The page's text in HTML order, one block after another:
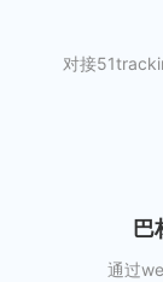
对接
巴
通过